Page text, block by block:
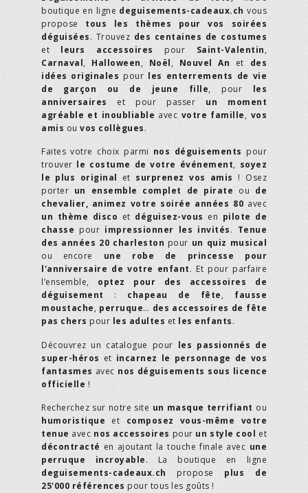
boutique en ligne deguisements-cadeaux.ch vous
propose tous les thèmes pour vos soirées
déguisées. Trouvez des centaines de costumes
et leurs accessoires pour Saint-Valentin,
Carnaval, Halloween, Noël, Nouvel An et des
idées originales pour les enterrements de vie
de garçon ou de jeune fille, pour les
anniversaires et pour passer un moment
agréable et inoubliable avec votre famille, vos
amis ou vos collègues.
Faites votre choix parmi nos déguisements pour
trouver le costume de votre événement, soyez
le plus original et surprenez vos amis ! Osez
porter un ensemble complet de pirate ou de
chevalier, animez votre soirée années 80 avec
un thème disco et déguisez-vous en pilote de
chasse pour impressionner les invités. Tenue
des années 20 charleston pour un quiz musical
ou encore une robe de princesse pour
l'anniversaire de votre enfant. Et pour parfaire
l’ensemble, optez pour des accessoires de
déguisement : chapeau de fête, fausse
moustache, perruque… des accessoires de fête
pas chers pour les adultes et les enfants.
Découvrez un catalogue pour les passionnés de
super-héros et incarnez le personnage de vos
fantasmes avec nos déguisements sous licence
officielle !
Recherchez sur notre site un masque terrifiant ou
humoristique et composez vous-même votre
tenue avec nos accessoires pour un style cool et
décontracté en ajoutant la touche finale avec une
perruque incroyable. La boutique en ligne
deguisements-cadeaux.ch propose plus de
25'000 références pour tous les goûts !